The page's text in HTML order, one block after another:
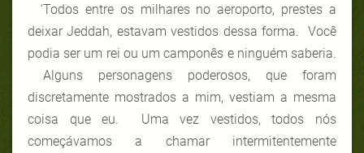
‘Todos entre os milhares no aeroporto, prestes a
deixar Jeddah, estavam vestidos dessa forma. Você
podia ser um rei ou um camponês e ninguém saberia.
Alguns personagens poderosos, que foram
discretamente mostrados a mim, vestiam a mesma
coisa que eu. Uma vez vestidos, todos nós
começávamos a chamar intermitentemente